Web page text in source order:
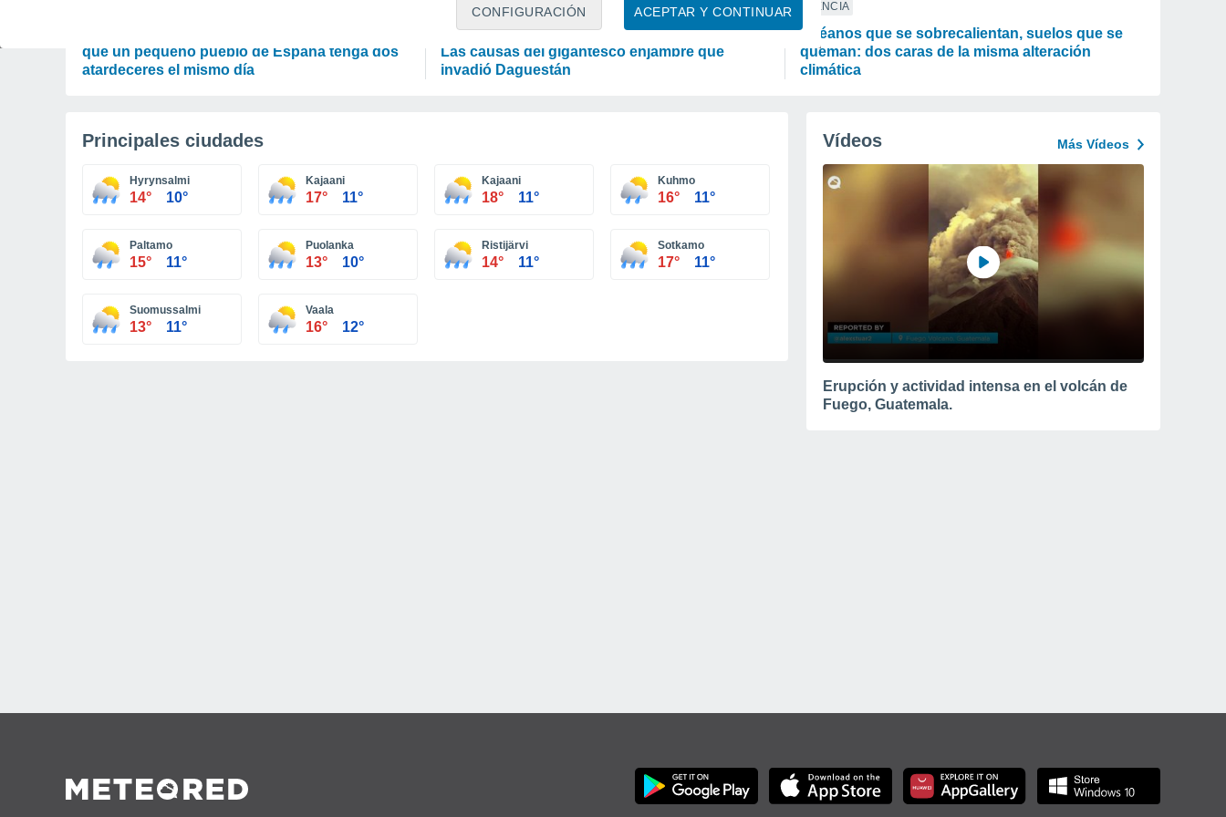
ACEPTAR Y CONTINUAR
CONFIGURACIÓN
que un pequeño pueblo de España tenga dos
atardeceres el mismo día
ACTUALIDAD
¿Qué provocó la plaga de langostas en Rusia?
Las causas del gigantesco enjambre que
invadió Daguestán
CIENCIA
Océanos que se sobrecalientan, suelos que se
queman: dos caras de la misma alteración
climática
Principales ciudades
Hyrynsalmi
14° 10°
Kajaani
17° 11°
Kajaani
18° 11°
Kuhmo
16° 11°
Paltamo
15° 11°
Puolanka
13° 10°
Ristijärvi
14° 11°
Sotkamo
17° 11°
Suomussalmi
13° 11°
Vaala
16° 12°
Vídeos Más Vídeos
Erupción y actividad intensa en el volcán de
Fuego, Guatemala.